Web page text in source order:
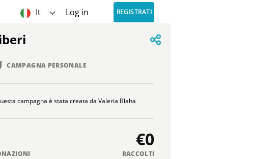
It Log in REGISTRATI
CAMPAGNA PERSONALE
campagna è stata creata da Valeria Blaha
€0
RACCOLTI